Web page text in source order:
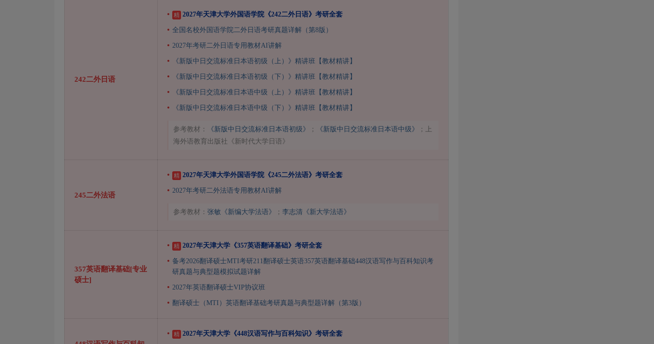
242二外日语
精 2027年天津大学外国语学院《242二外日语》考研全套
全国名校外国语学院二外日语考研真题详解（第8版）
2027年考研二外日语专用教材AI讲解
《新版中日交流标准日本语初级（上）》精讲班【教材精讲】
《新版中日交流标准日本语初级（下）》精讲班【教材精讲】
《新版中日交流标准日本语中级（上）》精讲班【教材精讲】
《新版中日交流标准日本语中级（下）》精讲班【教材精讲】
参考教材： 《新版中日交流标准日本语初级》 ； 《新版中日交流标准日本语中级》
；上
海外语教育出版社《新时代大学日语》
245二外法语
精 2027年天津大学外国语学院《245二外法语》考研全套
2027年考研二外法语专用教材AI讲解
参考教材： 张敏《新编大学法语》 ； 李志清《新大学法语》
357英语翻译基础[专业
硕士]
精 2027年天津大学《357英语翻译基础》考研全套
备考2026翻译硕士MTI考研211翻译硕士英语357英语翻译基础448汉语写作与百科知识考
研真题与典型题模拟试题详解
2027年英语翻译硕士VIP协议班
翻译硕士（MTI）英语翻译基础考研真题与典型题详解（第3版）
精 2027年天津大学《448汉语写作与百科知识》考研全套